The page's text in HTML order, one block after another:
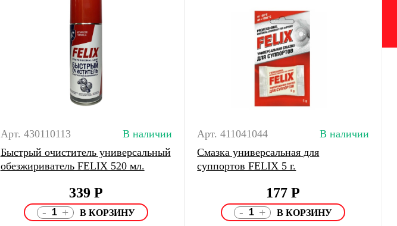
Арт. 430110113
В наличии
Быстрый очиститель универсальный
обезжириватель FELIX 520 мл.
339Р
- +
Арт. 411041044
В наличии
Смазка универсальная для
суппортов FELIX 5 г.
177Р
- +